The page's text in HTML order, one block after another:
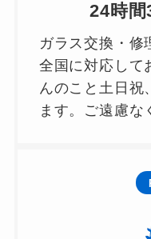
24時
ガラス交換・修
全国に対応して
んのこと土日祝
ます。ご遠慮な